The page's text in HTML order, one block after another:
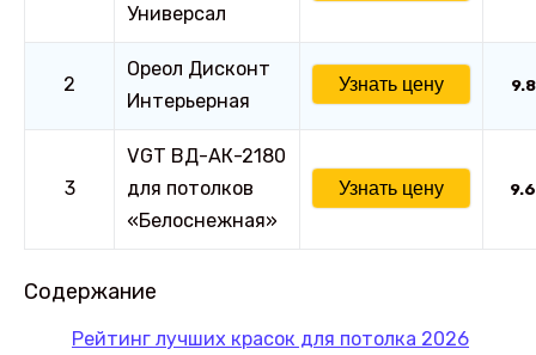
Универсал
2
Ореол Дисконт
Интерьерная
Узнать цену 9.8
3
VGT ВД-АК-2180
для потолков
«Белоснежная»
Узнать цену 9.6
Содержание
Рейтинг лучших красок для потолка 2026